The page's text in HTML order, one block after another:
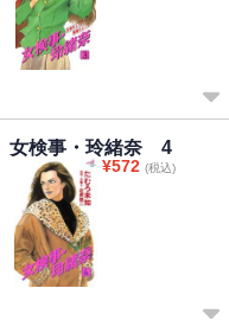
女検事・玲緒奈 4
¥572 (税込)